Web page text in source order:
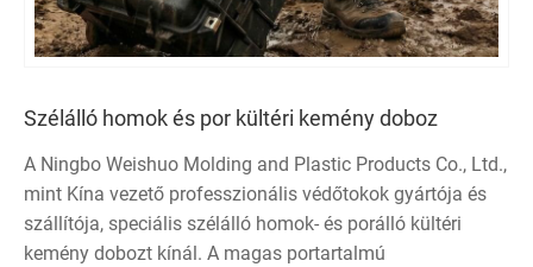
Szélálló homok és por kültéri kemény doboz
A Ningbo Weishuo Molding and Plastic Products Co., Ltd.,
mint Kína vezető professzionális védőtokok gyártója és
szállítója, speciális szélálló homok- és porálló kültéri
kemény dobozt kínál. A magas portartalmú